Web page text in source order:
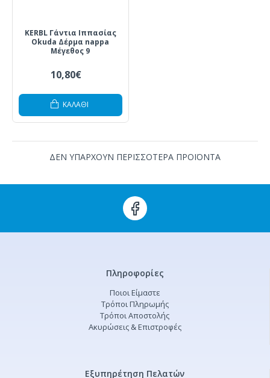
KERBL Γάντια Ιππασίας
Okuda Δέρμα nappa
Μέγεθος 9
10,80€
ΚΑΛΆΘΙ
ΔΕΝ ΥΠΑΡΧΟΥΝ ΠΕΡΙΣΣΟΤΕΡΑ ΠΡΟΪΟΝΤΑ
Πληροφορίες
Ποιοι Είμαστε
Τρόποι Πληρωμής
Τρόποι Αποστολής
Ακυρώσεις & Επιστροφές
Εξυπηρέτηση Πελατών